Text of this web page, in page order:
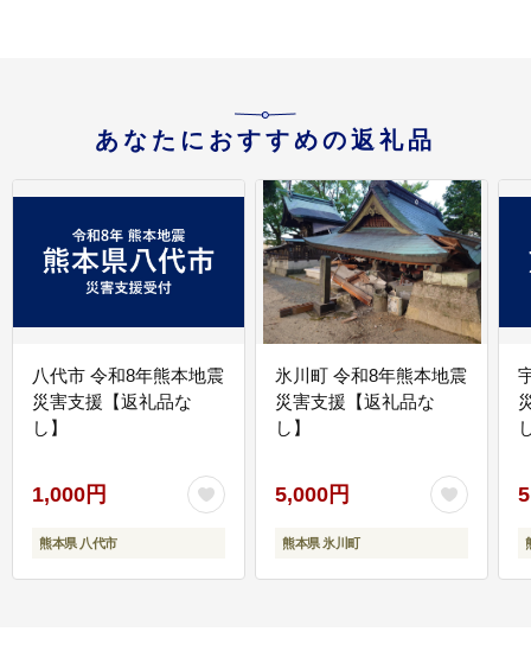
あなたにおすすめの返礼品
八代市 令和8年熊本地震
災害支援【返礼品な
し】
1,000円
熊本県 八代市
氷川町 令和8年熊本地震
災害支援【返礼品な
し】
5,000円
熊本県 氷川町